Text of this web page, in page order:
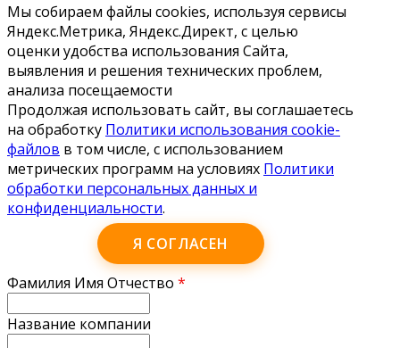
Мы собираем файлы cookies, используя сервисы
Яндекс.Метрика, Яндекс.Директ, с целью
оценки удобства использования Сайта,
выявления и решения технических проблем,
анализа посещаемости
Продолжая использовать сайт, вы соглашаетесь
на обработку Политики использования cookie-
файлов в том числе, с использованием
метрических программ на условиях Политики
обработки персональных данных и
конфиденциальности.
Я СОГЛАСЕН
Фамилия Имя Отчество *
Название компании